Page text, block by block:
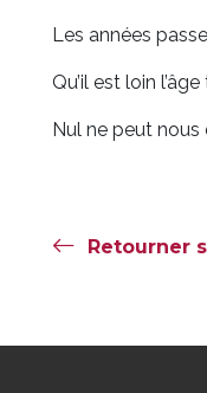
Les années
Qu’il est loin
Nul ne peut nous
Retourner